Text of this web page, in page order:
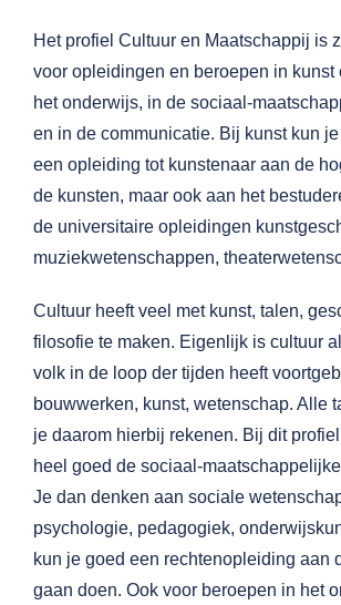
Het profiel Cultuur en Maatschappij is
voor opleidingen en beroepen in kunst
het onderwijs, in de sociaal-
en in de communicatie. Bij kunst kun
een opleiding tot kunstenaar aan de
de kunsten, maar ook aan het
de universitaire opleidingen
muziekwetenschappen,
Cultuur heeft veel met kunst, talen,
filosofie te maken. Eigenlijk is cultuur
volk in de loop der tijden heeft
bouwwerken, kunst, wetenschap. Alle
je daarom hierbij rekenen. Bij dit
heel goed de sociaal-
Je dan denken aan sociale
psychologie, pedagogiek,
kun je goed een rechtenopleiding aan
gaan doen. Ook voor beroepen in het